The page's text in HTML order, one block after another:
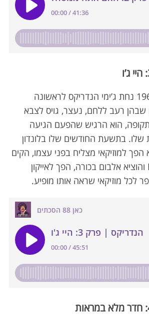
ב-24 בספטמבר 1966 נחת ג’ימי הנדריקס לראשונה
שבהן רעב ללחם, נעצר, גויס לצבא
הוא הרגיש שהפעם הגיעה
שלו. בתשעת החודשים שלו בלונדון
הפך למוזיקאי מצליח בפני עצמו, הקים
את ה-Experience והוציא אלבום בכורה, הפך לאייקון
לכל מוזיקאי שראה אותו מופיע.